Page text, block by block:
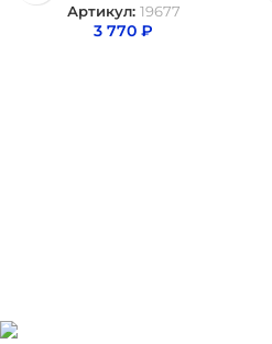
Артикул: 19677
3 770 ₽